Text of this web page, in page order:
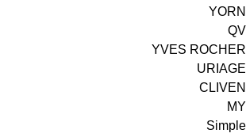
YORN
YVES ROCHER
URIAGE
CLIVEN
MY
Simple